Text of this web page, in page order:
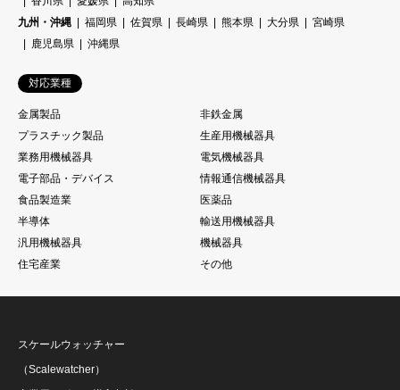
九州・沖縄
福岡県 佐賀県 長崎県 熊本県 大分県
宮崎県
鹿児島県
沖縄県
対応業種
金属製品
非鉄金属
プラスチック製品
生産用機械器具
業務用機械器具
電気機械器具
電子部品・デバイス
情報通信機械器具
食品製造業
医薬品
半導体
輸送用機械器具
汎用機械器具
機械器具
住宅産業
その他
スケールウォッチャー
（Scalewatcher）